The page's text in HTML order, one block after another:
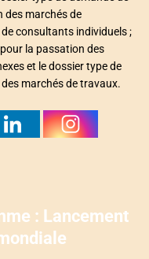
des marchés de
consultants individuels ;
la passation des
et le dossier type de
marchés de travaux.
: Lancement